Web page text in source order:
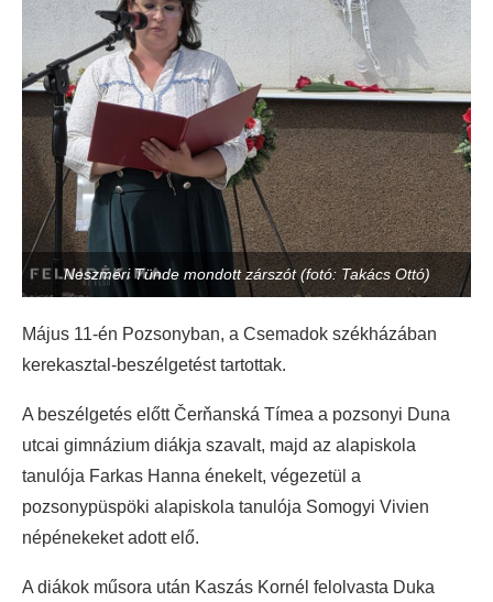
Neszméri Tünde mondott zárszót (fotó: Takács Ottó)
Május 11-én Pozsonyban, a Csemadok székházában
kerekasztal-beszélgetést tartottak.
A beszélgetés előtt Čerňanská Tímea a pozsonyi Duna
utcai gimnázium diákja szavalt, majd az alapiskola
tanulója Farkas Hanna énekelt, végezetül a
pozsonypüspöki alapiskola tanulója Somogyi Vivien
népénekeket adott elő.
A diákok műsora után Kaszás Kornél felolvasta Duka